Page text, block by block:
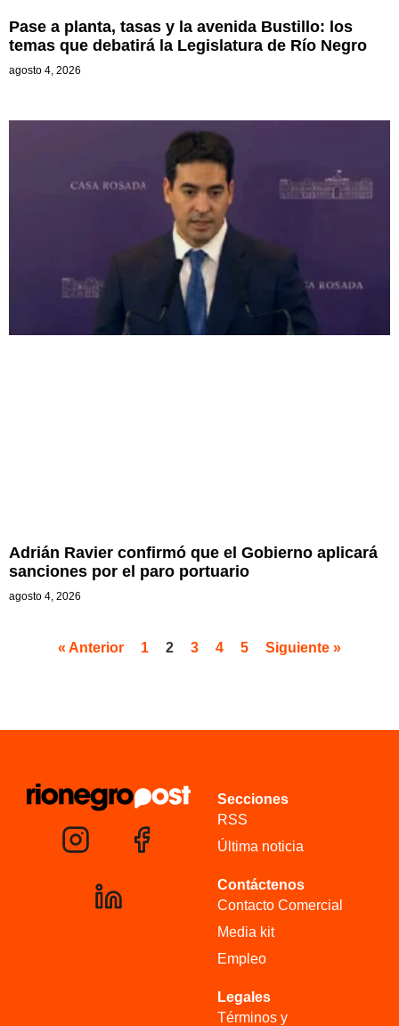
Pase a planta, tasas y la avenida Bustillo: los
temas que debatirá la Legislatura de Río Negro
agosto 4, 2026
Adrián Ravier confirmó que el Gobierno aplicará
sanciones por el paro portuario
agosto 4, 2026
« Anterior 1 2 3 4 5 Siguiente »
Secciones
RSS
Última noticia
Contáctenos
Contacto Comercial
Media kit
Empleo
Legales
Términos y